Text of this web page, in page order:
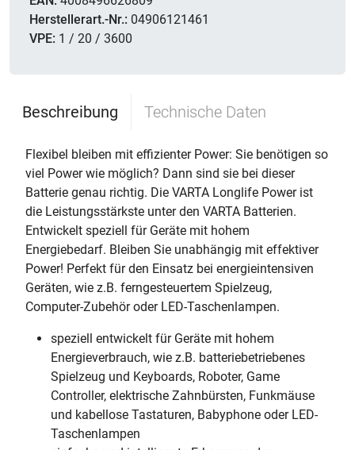
Herstellerart.-Nr.: 04906121461
VPE: 1 / 20 / 3600
Beschreibung Technische Daten
Flexibel bleiben mit effizienter Power: Sie benötigen so
viel Power wie möglich? Dann sind sie bei dieser
Batterie genau richtig. Die VARTA Longlife Power ist
die Leistungsstärkste unter den VARTA Batterien.
Entwickelt speziell für Geräte mit hohem
Energiebedarf. Bleiben Sie unabhängig mit effektiver
Power! Perfekt für den Einsatz bei energieintensiven
Geräten, wie z.B. ferngesteuertem Spielzeug,
Computer-Zubehör oder LED-Taschenlampen.
speziell entwickelt für Geräte mit hohem
Energieverbrauch, wie z.B. batteriebetriebenes
Spielzeug und Keyboards, Roboter, Game
Controller, elektrische Zahnbürsten, Funkmäuse
und kabellose Tastaturen, Babyphone oder LED-
Taschenlampen